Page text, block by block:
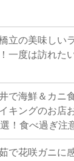
立の美味しい
一度は訪れた
で海鮮＆カニ
キングのお店
！食べ過ぎ注
で花咲ガニに